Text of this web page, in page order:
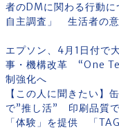
者のDMに関わる行動に
自主調査」 生活者の
エプソン、4月1日付で
事・機構改革 “One
制強化へ
【この人に聞きたい】
で”推し活” 印刷品質で
「体験」を提供 「